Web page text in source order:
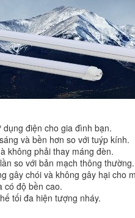
điện cho gia đình bạn.
và bền hơn so với tuýp kính.
không phải thay máng đèn.
so với bản mạch thông thường.
gây chói và không gây hại cho
có độ bền cao.
tối đa hiện tượng nháy.